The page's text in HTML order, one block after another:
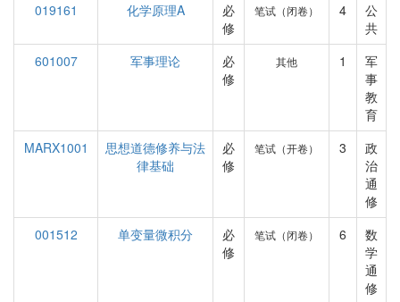
019161 化学原理A
必
修
笔试（闭卷） 4
公
共
601007
军事理论
必
修
其他 1
军
事
教
育
MARX1001
思想道德修养与法
律基础
必
修
笔试（开卷） 3
政
治
通
修
001512
单变量微积分
必
修
笔试（闭卷） 6
数
学
通
修